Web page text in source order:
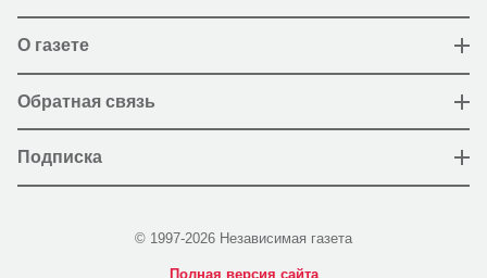
О газете
Обратная связь
Подписка
© 1997-2026 Независимая газета
Полная версия сайта